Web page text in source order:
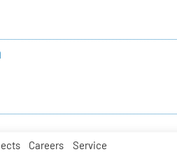
Careers Service